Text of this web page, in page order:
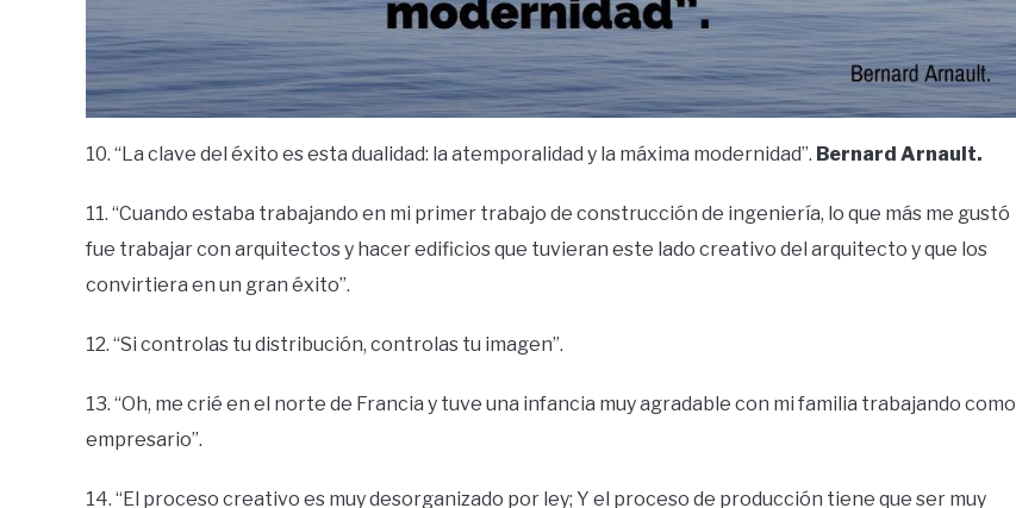
10. “La clave del éxito es esta dualidad: la atemporalidad y la máxima modernidad”. Bernard Arnault.
11. “Cuando estaba trabajando en mi primer trabajo de construcción de ingeniería, lo que más me gustó
fue trabajar con arquitectos y hacer edificios que tuvieran este lado creativo del arquitecto y que los
convirtiera en un gran éxito”.
12. “Si controlas tu distribución, controlas tu imagen”.
13. “Oh, me crié en el norte de Francia y tuve una infancia muy agradable con mi familia trabajando como
empresario”.
14. “El proceso creativo es muy desorganizado por ley; Y el proceso de producción tiene que ser muy